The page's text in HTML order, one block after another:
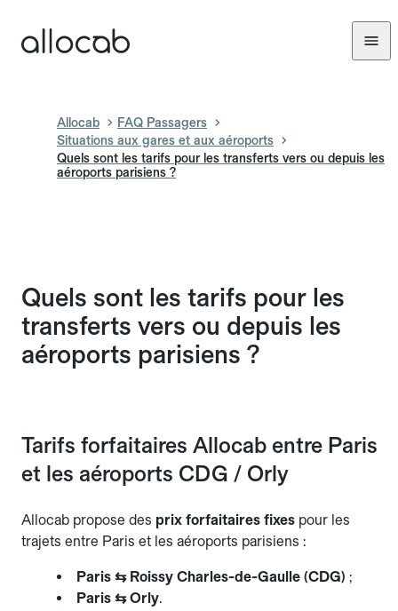
Allocab
FAQ Passagers
Situations aux gares et aux aéroports
Quels sont les tarifs pour les transferts vers ou depuis les
aéroports parisiens ?
Quels sont les tarifs pour les
transferts vers ou depuis les
aéroports parisiens ?
Tarifs forfaitaires Allocab entre Paris
et les aéroports CDG / Orly
Allocab propose des prix forfaitaires fixes pour les
trajets entre Paris et les aéroports parisiens :
Paris ⇆ Roissy Charles-de-Gaulle (CDG) ;
Paris ⇆ Orly.